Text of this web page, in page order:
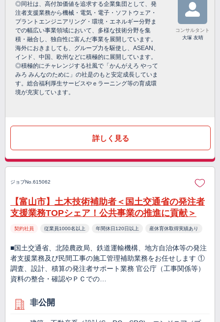
◎同社は、高付加価値を追求する企業集団として、発
注者支援業務から機械・電気・電子・ソフトウェア・
プラントエンジニアリング・環境・エネルギー分野ま
での幅広い事業領域において、多様な技術分野を集
積・融合し、独自性に富んだ事業を展開しています。
海外におきましても、グループ力を駆使し、ASEAN、
インド、中国、欧州などに積極的に展開しています。
◎積極的にチャレンジする社風で「かんがえろ やって
みろ みんなのために」の社是のもと安定成長していま
す。総合福利厚生サービスやｅラーニング等の育成環
境が充実しています。
コンサルタント
大塚 友晴
詳しく見る
ジョブNo.615062
【富山市】土木技術補助者＜国土交通省の発注者
支援業務TOPシェア！公共事業の推進に貢献＞
契約社員 従業員1000名以上 年間休日120日以上 産休育休取得実績あり
■国土交通省、北陸農政局、鉄道運輸機構、地方自治体等の発注
者支援業務及び民間工事の施工管理補助業務をお任せします ①
調査、設計、積算の発注者サポート業務 官公庁（工事関係等）
資料の整合・確認やＰＣでの…
非公開